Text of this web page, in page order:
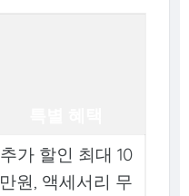
추가 할인 최대 10
만원, 액세서리 무